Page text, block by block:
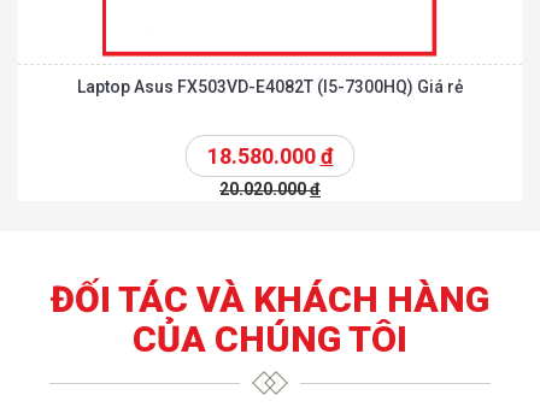
Laptop Asus FX503VD-E4082T (I5-7300HQ) Giá rẻ
18.580.000đ
20.020.000đ
ĐỐI TÁC VÀ KHÁCH HÀNG
CỦA CHÚNG TÔI